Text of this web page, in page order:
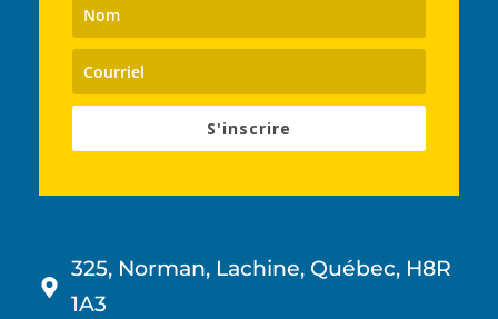
S'inscrire
325, Norman, Lachine, Québec, H8R
1A3